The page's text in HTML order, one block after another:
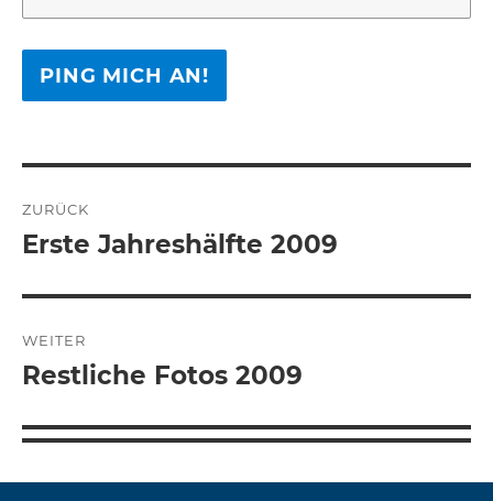
ZURÜCK
Vorheriger
Erste Jahreshälfte 2009
WEITER
Nächster
Restliche Fotos 2009